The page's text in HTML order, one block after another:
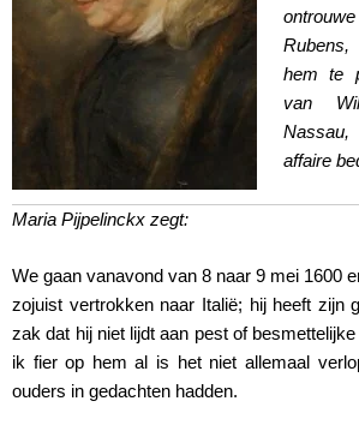
hem te
van
affaire
Maria Pijpelinckx zegt:
We gaan vanavond van 8 naar 9 mei 1600
zojuist vertrokken naar Italië; hij heeft zijn
zak dat hij niet lijdt aan pest of
ik fier op hem al is het niet allemaal
ouders in gedachten hadden.